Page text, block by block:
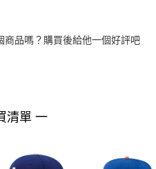
商品嗎？購買後給他一個好評吧
清單 一